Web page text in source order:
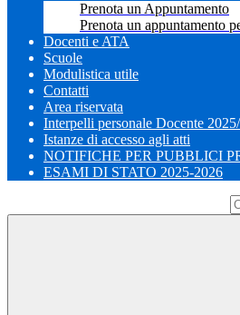
Prenota un Appuntamento
Prenota un appuntamento
Docenti e ATA
Scuole
Modulistica utile
Contatti
Area riservata
Interpelli personale Docente
Istanze di accesso agli atti
NOTIFICHE PER PUBBLICI
ESAMI DI STATO 2025-2026